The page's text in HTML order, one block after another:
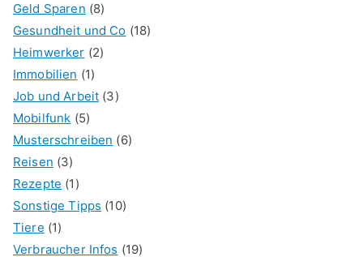
Geld Sparen (8)
Gesundheit und Co (18)
Heimwerker (2)
Immobilien (1)
Job und Arbeit (3)
Mobilfunk (5)
Musterschreiben (6)
Reisen (3)
Rezepte (1)
Sonstige Tipps (10)
Tiere (1)
Verbraucher Infos (19)